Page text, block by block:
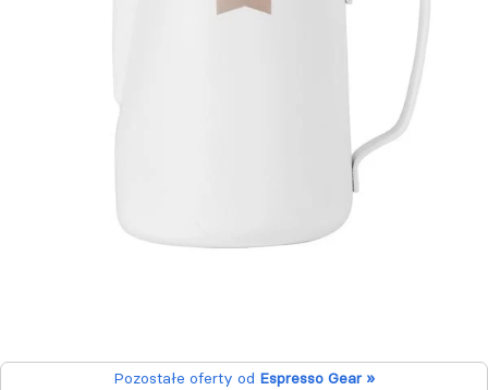
Pozostałe oferty od Espresso Gear »